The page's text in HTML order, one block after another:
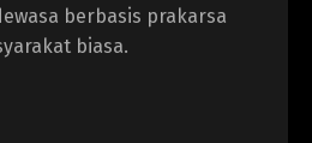
berbasis prakarsa
biasa.